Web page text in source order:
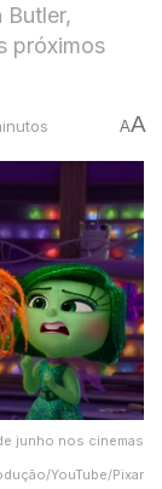
Butler,
próximos
AA
junho nos cinemas
YouTube/Pixar